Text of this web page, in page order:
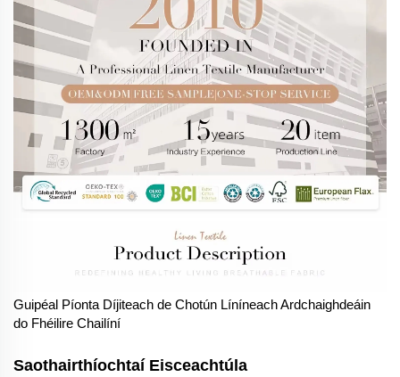
Guipéal Píonta Díjiteach de Chotún Líníneach Ardchaighdeáin
do Fhéilire Chailíní
Saothairthíochtaí Eisceachtúla